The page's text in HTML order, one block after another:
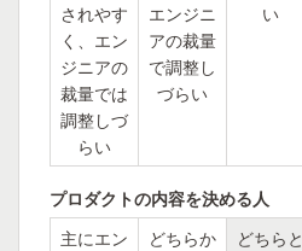
されやす
く、エン
ジニアの
裁量では
調整しづ
らい
エンジニ
アの裁量
で調整し
づらい
い
プロダクトの内容を決める人
主にエン
どちらか
どちらと